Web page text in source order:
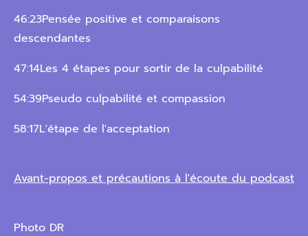
46:23Pensée positive et comparaisons
descendantes
47:14Les 4 étapes pour sortir de la culpabilité
54:39Pseudo culpabilité et compassion
58:17L'étape de l'acceptation
Avant-propos et précautions à l'écoute du podcast
Photo DR